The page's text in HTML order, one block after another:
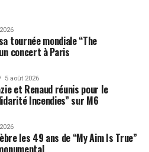
tournée mondiale “The
concert à Paris
5 août 2026
et Renaud réunis pour le
Incendies” sur M6
les 49 ans de “My Aim Is True”